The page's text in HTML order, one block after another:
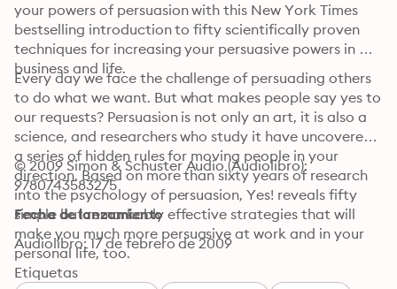
your powers of persuasion with this New York Times
bestselling introduction to fifty scientifically proven
techniques for increasing your persuasive powers in
business and life.
Every day we face the challenge of persuading others
to do what we want. But what makes people say yes to
our requests? Persuasion is not only an art, it is also a
science, and researchers who study it have uncovered
a series of hidden rules for moving people in your
direction. Based on more than sixty years of research
into the psychology of persuasion, Yes! reveals fifty
simple but remarkably effective strategies that will
make you much more persuasive at work and in your
personal life, too.
© 2009 Simon & Schuster Audio (Audiolibro):
9780743583275
Fecha de lanzamiento
Audiolibro: 17 de febrero de 2009
Etiquetas